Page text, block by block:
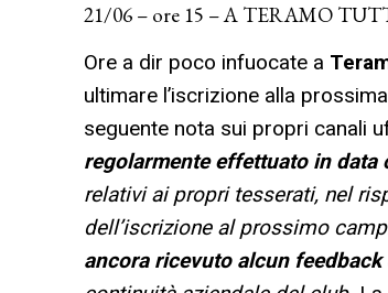
21/06 – ore 15 – A TERAMO
Ore a dir poco infuocate a
ultimare l’iscrizione alla
seguente nota sui propri canali
regolarmente effettuato in
relativi ai propri tesserati, nel
dell’iscrizione al prossimo
ancora ricevuto alcun